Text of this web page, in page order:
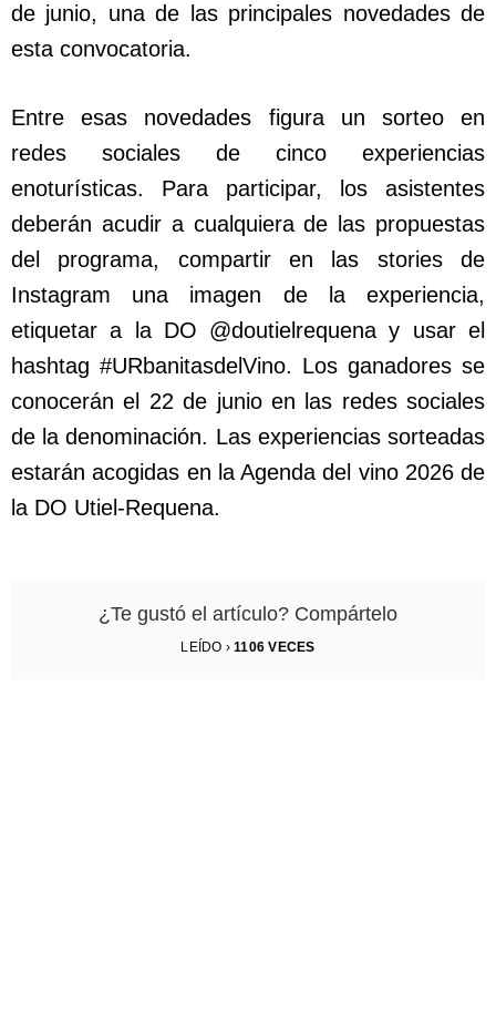
de junio, una de las principales novedades de
esta convocatoria.
Entre esas novedades figura un sorteo en
redes sociales de cinco experiencias
enoturísticas. Para participar, los asistentes
deberán acudir a cualquiera de las propuestas
del programa, compartir en las stories de
Instagram una imagen de la experiencia,
etiquetar a la DO @doutielrequena y usar el
hashtag #URbanitasdelVino. Los ganadores se
conocerán el 22 de junio en las redes sociales
de la denominación. Las experiencias sorteadas
estarán acogidas en la Agenda del vino 2026 de
la DO Utiel-Requena.
¿Te gustó el artículo? Compártelo
LEÍDO ›1106 VECES